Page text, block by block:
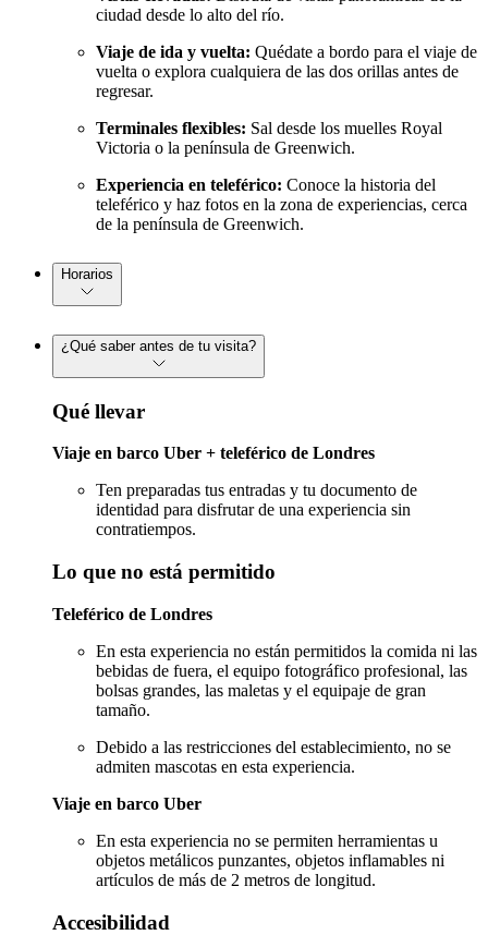
ciudad desde lo alto del río.
Viaje de ida y vuelta: Quédate a bordo para el viaje de
vuelta o explora cualquiera de las dos orillas antes de
regresar.
Terminales flexibles: Sal desde los muelles Royal
Victoria o la península de Greenwich.
Experiencia en teleférico: Conoce la historia del
teleférico y haz fotos en la zona de experiencias, cerca
de la península de Greenwich.
Horarios
¿Qué saber antes de tu visita?
Qué llevar
Viaje en barco Uber + teleférico de Londres
Ten preparadas tus entradas y tu documento de
identidad para disfrutar de una experiencia sin
contratiempos.
Lo que no está permitido
Teleférico de Londres
En esta experiencia no están permitidos la comida ni las
bebidas de fuera, el equipo fotográfico profesional, las
bolsas grandes, las maletas y el equipaje de gran
tamaño.
Debido a las restricciones del establecimiento, no se
admiten mascotas en esta experiencia.
Viaje en barco Uber
En esta experiencia no se permiten herramientas u
objetos metálicos punzantes, objetos inflamables ni
artículos de más de 2 metros de longitud.
Accesibilidad